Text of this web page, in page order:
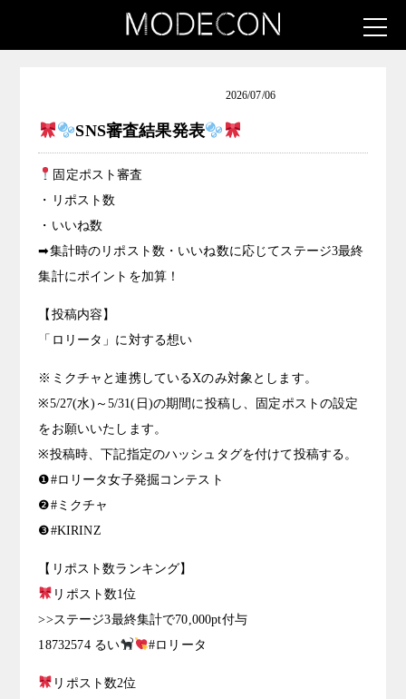
2026/07/06
SNS審査結果発表
固定ポスト審査
・リポスト数
・いいね数
➡集計時のリポスト数・いいね数に応じてステージ3最終
集計にポイントを加算！
【投稿内容】
「ロリータ」に対する想い
※ミクチャと連携しているXのみ対象とします。
※5/27(水)～5/31(日)の期間に投稿し、固定ポストの設定
をお願いいたします。
※投稿時、下記指定のハッシュタグを付けて投稿する。
❶#ロリータ女子発掘コンテスト
❷#ミクチャ
❸#KIRINZ
【リポスト数ランキング】
リポスト数1位
>>ステージ3最終集計で70,000pt付与
18732574 るい
#ロリータ
リポスト数2位